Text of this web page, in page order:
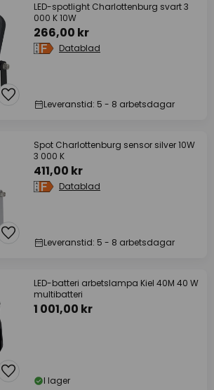
LED-spotlight Charlottenburg svart 3
000 K 10W
266,00 kr
Datablad
Leveranstid: 5 - 8 arbetsdagar
Spot Charlottenburg sensor silver 10W
3 000 K
411,00 kr
Datablad
Leveranstid: 5 - 8 arbetsdagar
LED-batteri arbetslampa Kiel 40M 40 W
multibatteri
1 001,00 kr
I lager